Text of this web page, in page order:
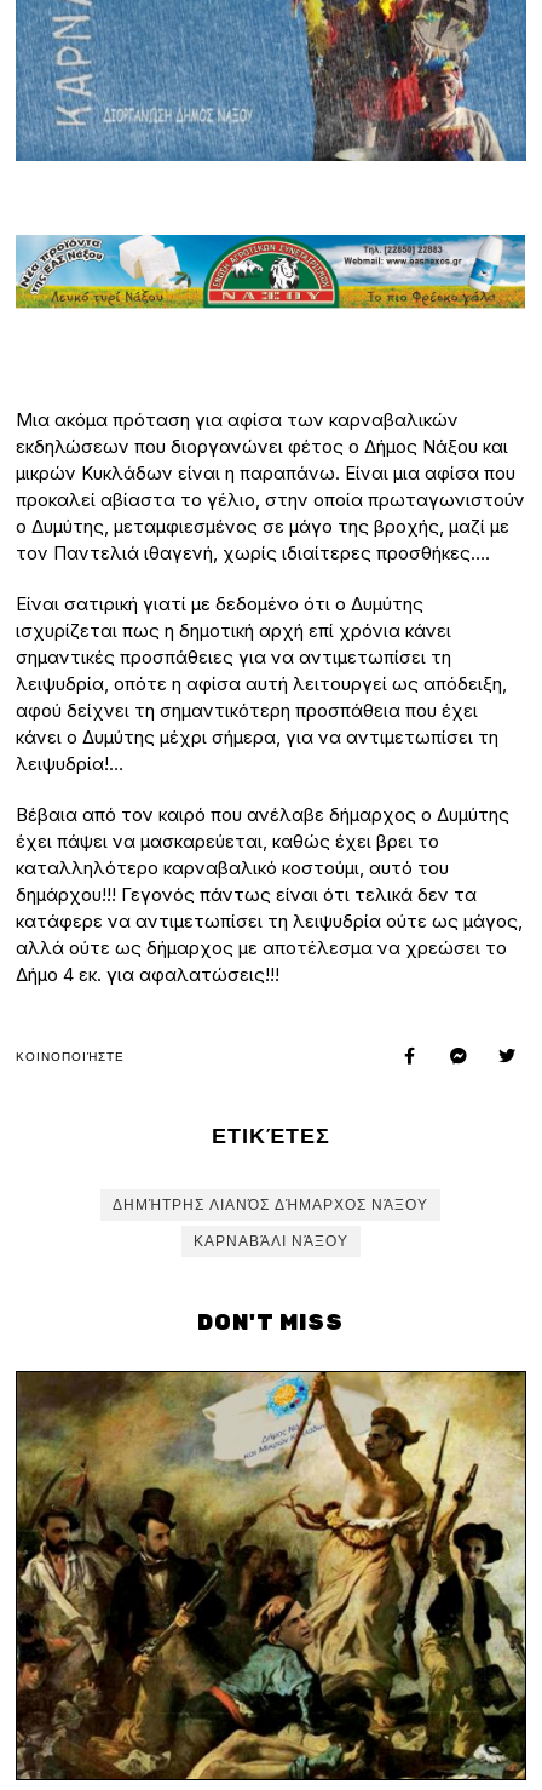
Μια ακόμα πρόταση για αφίσα των καρναβαλικών
εκδηλώσεων που διοργανώνει φέτος ο Δήμος Νάξου και
μικρών Κυκλάδων είναι η παραπάνω. Είναι μια αφίσα που
προκαλεί αβίαστα το γέλιο, στην οποία πρωταγωνιστούν
ο Δυμύτης, μεταμφιεσμένος σε μάγο της βροχής, μαζί με
τον Παντελιά ιθαγενή, χωρίς ιδιαίτερες προσθήκες….
Είναι σατιρική γιατί με δεδομένο ότι ο Δυμύτης
ισχυρίζεται πως η δημοτική αρχή επί χρόνια κάνει
σημαντικές προσπάθειες για να αντιμετωπίσει τη
λειψυδρία, οπότε η αφίσα αυτή λειτουργεί ως απόδειξη,
αφού δείχνει τη σημαντικότερη προσπάθεια που έχει
κάνει ο Δυμύτης μέχρι σήμερα, για να αντιμετωπίσει τη
λειψυδρία!…
Βέβαια από τον καιρό που ανέλαβε δήμαρχος ο Δυμύτης
έχει πάψει να μασκαρεύεται, καθώς έχει βρει το
καταλληλότερο καρναβαλικό κοστούμι, αυτό του
δημάρχου!!! Γεγονός πάντως είναι ότι τελικά δεν τα
κατάφερε να αντιμετωπίσει τη λειψυδρία ούτε ως μάγος,
αλλά ούτε ως δήμαρχος με αποτέλεσμα να χρεώσει το
Δήμο 4 εκ. για αφαλατώσεις!!!
ΚΟΙΝΟΠΟΙΉΣΤΕ
ΕΤΙΚΈΤΕΣ
ΔΗΜΉΤΡΗΣ ΛΙΑΝΌΣ ΔΉΜΑΡΧΟΣ ΝΆΞΟΥ
ΚΑΡΝΑΒΆΛΙ ΝΆΞΟΥ
DON'T MISS